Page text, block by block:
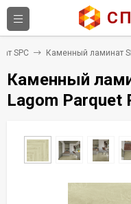
SPC Каменный ламинат
Каменный
Lagom Parquet